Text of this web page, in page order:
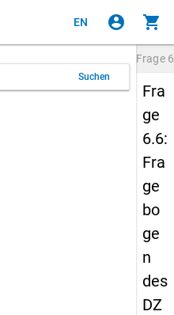
EN account_circle shopping_cart
Suchen
Frage
Fra
ge
6.6:
Fra
ge
bo
ge
n
des
DZ